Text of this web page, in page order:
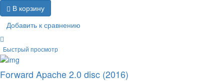
В корзину
Добавить к сравнению
Быстрый просмотр
Forward Apache 2.0 disc (2016)